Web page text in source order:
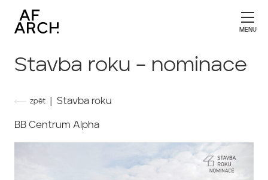
Stavba roku – nominace
zpět | Stavba roku
BB Centrum Alpha